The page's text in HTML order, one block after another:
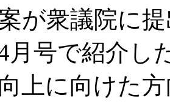
が衆議院に
号で紹介し
上に向けた